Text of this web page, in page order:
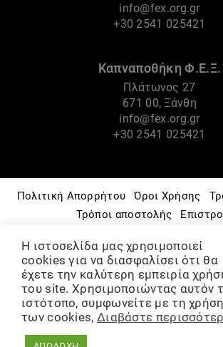
info@fex.org.gr
+30 2541 025421
Καπναποθήκη Φ.Ε.Ξ.
Πλάτωνος 27
671 00, Ξάνθη
info@fex.org.gr
+30 2541 025421
Πολιτική Απορρήτου Όροι Χρήσης
Τρόποι αποστολής
Μουσείο – Ιστορία
Φ.Ε.Ξ.
Ομάδες
ΨΗΦΙΑΚΟ ΑΡΧΕΙΟ
Διάθεση
Η ιστοσελίδα μας χρησιμοποιεί
cookies για να διασφαλίσει ότι θα
έχετε την καλύτερη εμπειρία
του site. Χρησιμοποιώντας αυτόν
ιστότοπο, συμφωνείτε με τη χρήση
των cookies, Διαβάστε